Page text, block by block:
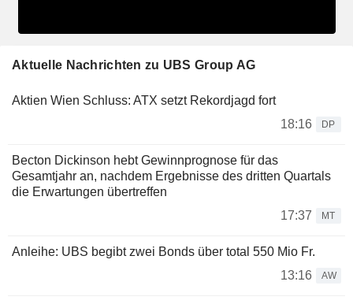
Aktuelle Nachrichten zu UBS Group AG
Aktien Wien Schluss: ATX setzt Rekordjagd fort
18:16
DP
Becton Dickinson hebt Gewinnprognose für das
Gesamtjahr an, nachdem Ergebnisse des dritten Quartals
die Erwartungen übertreffen
17:37
MT
Anleihe: UBS begibt zwei Bonds über total 550 Mio Fr.
13:16
AW